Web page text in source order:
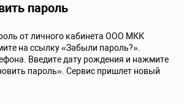
пароль
от личного кабинета ООО МКК
на ссылку «Забыли пароль?».
Введите дату рождения и нажмите
пароль». Сервис пришлет новый